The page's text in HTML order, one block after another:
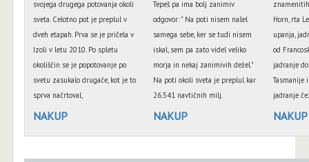
svojega drugega potovanja okoli
sveta. Celotno pot je preplul v
dveh etapah. Prva se je pričela v
Izoli v letu 2010. Po spletu
okoliščin se je popotovanje po
svetu zasukalo drugače, kot je to
sprva načrtoval,
NAKUP
Tepeš pa ima bolj zanimiv
odgovor: " Na poti nisem našel
samega sebe, ker se tudi nisem
iskal, sem pa zato videl veliko
morja in nekaj zanimivih dežel."
Na poti okoli sveta je preplul kar
26.541 navtičnih milj.
NAKUP
Horn, rta
upanja,
od
jadranje
Tasmanije
jadranje
NAKUP